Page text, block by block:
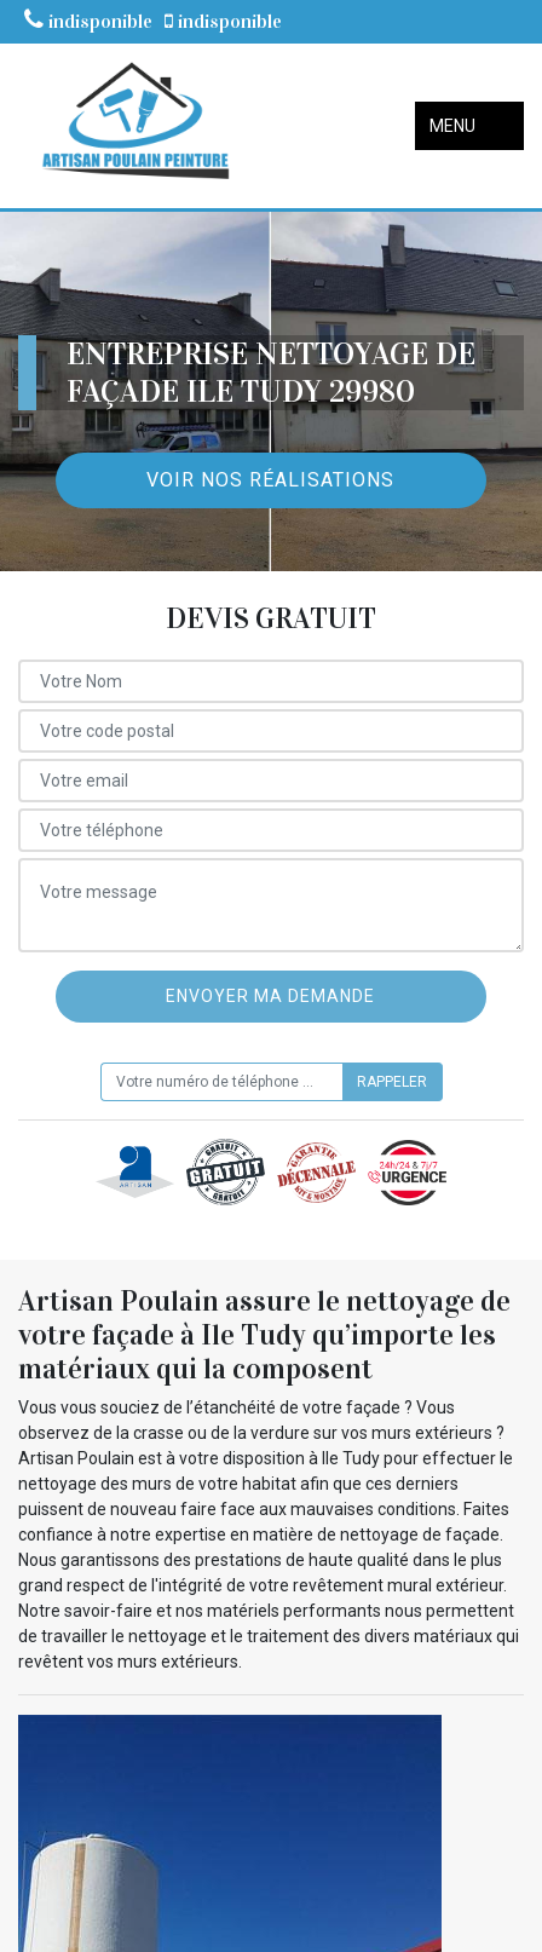
indisponible indisponible
MENU
ENTREPRISE NETTOYAGE DE
FAÇADE ILE TUDY 29980
VOIR NOS RÉALISATIONS
DEVIS GRATUIT
Artisan Poulain assure le nettoyage de
votre façade à Ile Tudy qu’importe les
matériaux qui la composent
Vous vous souciez de l’étanchéité de votre façade ? Vous
observez de la crasse ou de la verdure sur vos murs extérieurs ?
Artisan Poulain est à votre disposition à Ile Tudy pour effectuer le
nettoyage des murs de votre habitat afin que ces derniers
puissent de nouveau faire face aux mauvaises conditions. Faites
confiance à notre expertise en matière de nettoyage de façade.
Nous garantissons des prestations de haute qualité dans le plus
grand respect de l'intégrité de votre revêtement mural extérieur.
Notre savoir-faire et nos matériels performants nous permettent
de travailler le nettoyage et le traitement des divers matériaux qui
revêtent vos murs extérieurs.